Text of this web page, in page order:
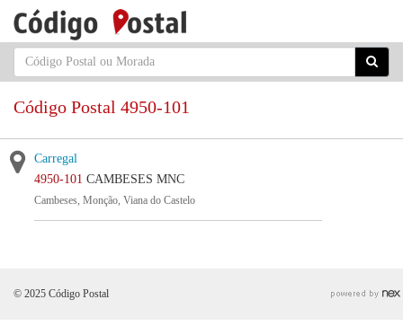
Código Postal 4950-101
Carregal
4950-101 CAMBESES MNC
Cambeses, Monção, Viana do Castelo
© 2025 Código Postal